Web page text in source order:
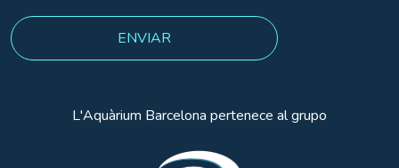
L'Aquàrium Barcelona pertenece al grupo